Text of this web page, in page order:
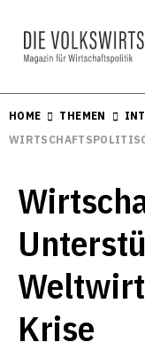
HOME THEMEN
Krise